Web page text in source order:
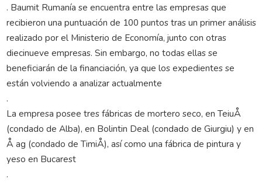
. Baumit Rumanía se encuentra entre las empresas que
recibieron una puntuación de 100 puntos tras un primer análisis
realizado por el Ministerio de Economía, junto con otras
diecinueve empresas. Sin embargo, no todas ellas se
beneficiarán de la financiación, ya que los expedientes se
están volviendo a analizar actualmente
.
La empresa posee tres fábricas de mortero seco, en TeiuÅ
(condado de Alba), en Bolintin Deal (condado de Giurgiu) y en
Å ag (condado de TimiÅ), así como una fábrica de pintura y
yeso en Bucarest
.